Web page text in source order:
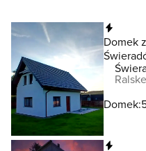
Domek
Domek: